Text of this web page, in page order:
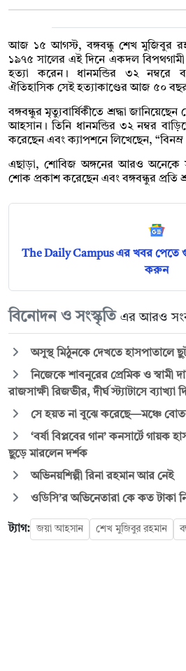
আজ ১৫ আগস্ট, বঙ্গবন্ধু শেখ মুজিবুর
১৯৭৫ সালের এই দিনে একদল বিপথগামী
হত্যা করেন। ধানমন্ডির ৩২ নম্বরে
ঐতিহাসিক সেই হত্যাকাণ্ডের আজ ৫০
বঙ্গবন্ধুর মৃত্যুবার্ষিকীতে শ্রদ্ধা
আহসান। তিনি ধানমন্ডির ৩২ নম্বর
করেছেন এবং ক্যাপশনে লিখেছেন, “বিনম্র
এছাড়া, শোবিজ অঙ্গনের আরও অনেকে
শোক প্রকাশ করেছেন এবং বঙ্গবন্ধুর প্রতি
The Daily Campus এর খবর পেতে
করুন
বিনোদন ও সংস্কৃতি এর আরও
অসুস্থ মিঠুনকে দেখতে হাসপাতালে
নিজেকে শাবনূরের প্রেমিক ও স্বামী
রাজসাক্ষী রিজভীর, দীর্ঘ স্ট্যাটাসে ব্যাখ্যা
সে হয়ত না ‍বুঝে করেছে—মঞ্চে
‘বর্ষা বিপ্লবের গান’ কনসার্টে
ছুড়ে মারলেন দর্শক
অভিনয়শিল্পী রিনা রহমান আর নেই
ওডিসি’র অভিনেতারা কে কত টাকা
ট্যাগ: জয়া আহসান শেখ মুজিবুর রহমান